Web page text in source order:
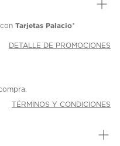
Tarjetas Palacio*
DETALLE DE PROMOCIONES
TÉRMINOS Y CONDICIONES